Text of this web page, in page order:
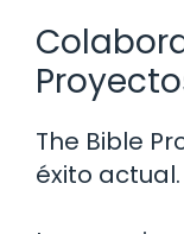
The Bible
éxito actual.